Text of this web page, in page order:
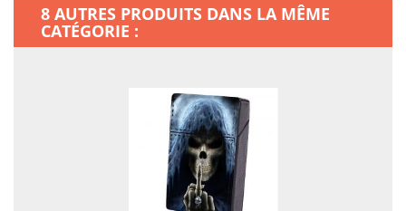
8 AUTRES PRODUITS DANS LA MÊME
CATÉGORIE :